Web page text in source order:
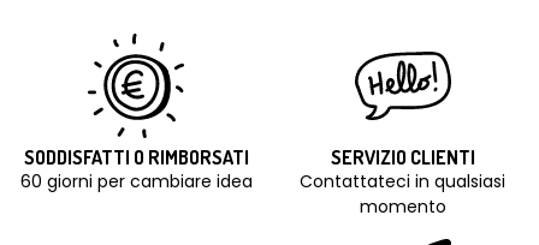
SODDISFATTI O RIMBORSATI
60 giorni per cambiare idea
SERVIZIO CLIENTI
Contattateci in qualsiasi
momento